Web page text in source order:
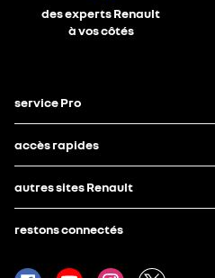
des experts Renault
à vos côtés
service Pro
accès rapides
autres sites Renault
restons connectés